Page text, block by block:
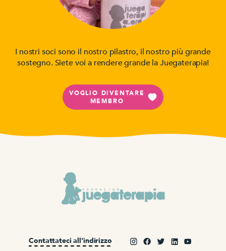
I nostri soci sono il nostro pilastro, il nostro più grande
sostegno. Siete voi a rendere grande la Juegaterapia!
VOGLIO DIVENTARE
MEMBRO
Contattateci all'indirizzo